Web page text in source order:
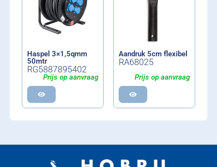
Haspel 3×1,5qmm
50mtr
RG5887895402
Prijs op aanvraag
Aandruk 5cm flexibel
RA68025
Prijs op aanvraag